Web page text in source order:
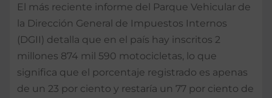
El más reciente informe del Parque Vehicular de
la Dirección General de Impuestos Internos
(DGII) detalla que en el país hay inscritos 2
millones 874 mil 590 motocicletas, lo que
significa que el porcentaje registrado es apenas
de un 23 por ciento y restaría un 77 por ciento de